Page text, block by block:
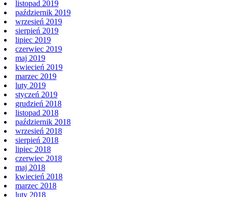
grudzień 2019
listopad 2019
październik 2019
wrzesień 2019
sierpień 2019
lipiec 2019
czerwiec 2019
maj 2019
kwiecień 2019
marzec 2019
luty 2019
styczeń 2019
grudzień 2018
listopad 2018
październik 2018
wrzesień 2018
sierpień 2018
lipiec 2018
czerwiec 2018
maj 2018
kwiecień 2018
marzec 2018